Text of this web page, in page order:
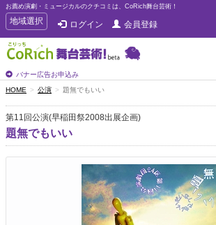
お薦め演劇・ミュージカルのクチコミは、CoRich舞台芸術！
T
o
g
g
e
n
a
v
i
g
地域選択 ログイン 会員登録
バナー広告お申込み
HOME 公演 題無でもいい
第11回公演(早稲田祭2008出展企画)
題無でもいい